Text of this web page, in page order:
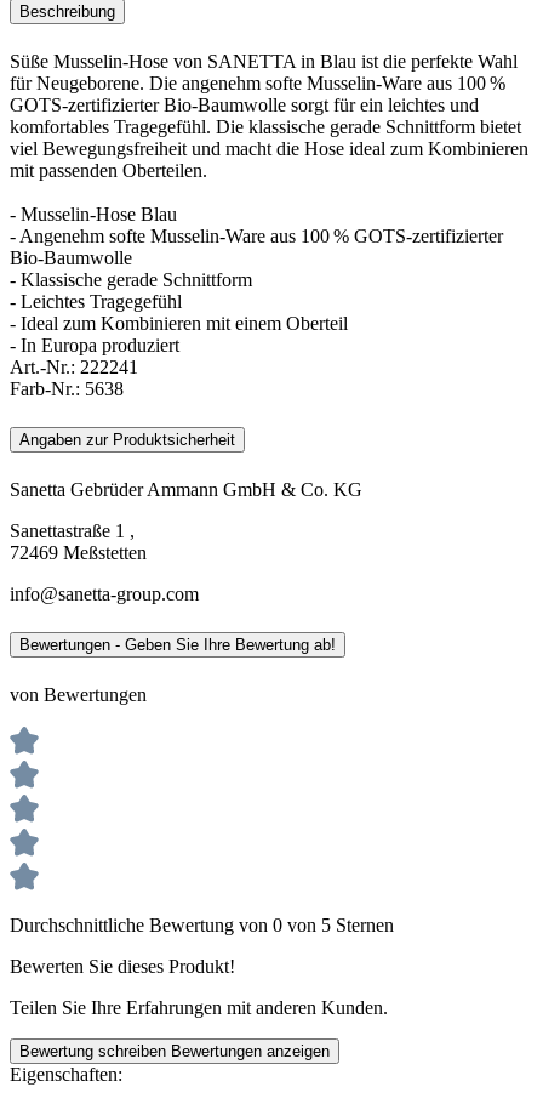
Beschreibung
Süße Musselin-Hose von SANETTA in Blau ist die perfekte Wahl
für Neugeborene. Die angenehm softe Musselin-Ware aus 100 %
GOTS-zertifizierter Bio-Baumwolle sorgt für ein leichtes und
komfortables Tragegefühl. Die klassische gerade Schnittform bietet
viel Bewegungsfreiheit und macht die Hose ideal zum Kombinieren
mit passenden Oberteilen.
- Musselin-Hose Blau
- Angenehm softe Musselin-Ware aus 100 % GOTS-zertifizierter
Bio-Baumwolle
- Klassische gerade Schnittform
- Leichtes Tragegefühl
- Ideal zum Kombinieren mit einem Oberteil
- In Europa produziert
Art.-Nr.: 222241
Farb-Nr.: 5638
Angaben zur Produktsicherheit
Sanetta Gebrüder Ammann GmbH & Co. KG
Sanettastraße 1 ,
72469 Meßstetten
info@sanetta-group.com
Bewertungen - Geben Sie Ihre Bewertung ab!
von Bewertungen
Durchschnittliche Bewertung von 0 von 5 Sternen
Bewerten Sie dieses Produkt!
Teilen Sie Ihre Erfahrungen mit anderen Kunden.
Bewertung schreiben Bewertungen anzeigen
Eigenschaften: